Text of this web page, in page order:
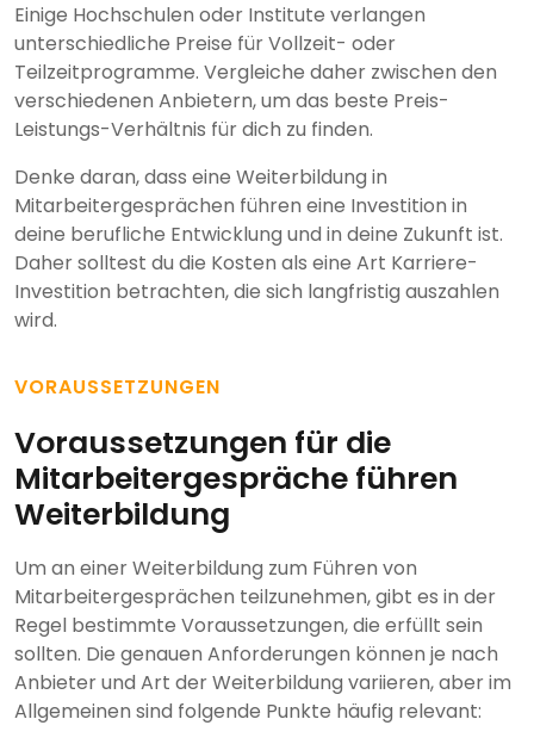
Einige Hochschulen oder Institute verlangen
unterschiedliche Preise für Vollzeit- oder
Teilzeitprogramme. Vergleiche daher zwischen den
verschiedenen Anbietern, um das beste Preis-
Leistungs-Verhältnis für dich zu finden.
Denke daran, dass eine Weiterbildung in
Mitarbeitergesprächen führen eine Investition in
deine berufliche Entwicklung und in deine Zukunft ist.
Daher solltest du die Kosten als eine Art Karriere-
Investition betrachten, die sich langfristig auszahlen
wird.
VORAUSSETZUNGEN
Voraussetzungen für die
Mitarbeitergespräche führen
Weiterbildung
Um an einer Weiterbildung zum Führen von
Mitarbeitergesprächen teilzunehmen, gibt es in der
Regel bestimmte Voraussetzungen, die erfüllt sein
sollten. Die genauen Anforderungen können je nach
Anbieter und Art der Weiterbildung variieren, aber im
Allgemeinen sind folgende Punkte häufig relevant: